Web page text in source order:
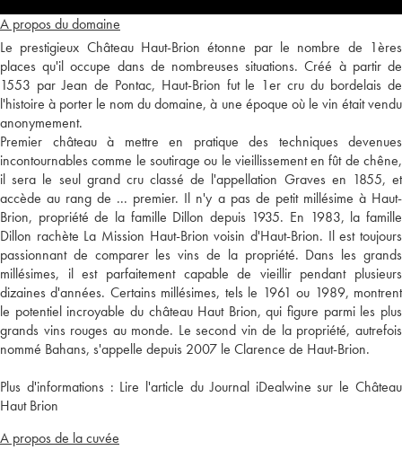
A propos du domaine
Le prestigieux Château Haut-Brion étonne par le nombre de 1ères
places qu'il occupe dans de nombreuses situations. Créé à partir de
1553 par Jean de Pontac, Haut-Brion fut le 1er cru du bordelais de
l'histoire à porter le nom du domaine, à une époque où le vin était vendu
anonymement.
Premier château à mettre en pratique des techniques devenues
incontournables comme le soutirage ou le vieillissement en fût de chêne,
il sera le seul grand cru classé de l'appellation Graves en 1855, et
accède au rang de ... premier. Il n'y a pas de petit millésime à Haut-
Brion, propriété de la famille Dillon depuis 1935. En 1983, la famille
Dillon rachète La Mission Haut-Brion voisin d'Haut-Brion. Il est toujours
passionnant de comparer les vins de la propriété. Dans les grands
millésimes, il est parfaitement capable de vieillir pendant plusieurs
dizaines d'années. Certains millésimes, tels le 1961 ou 1989, montrent
le potentiel incroyable du château Haut Brion, qui figure parmi les plus
grands vins rouges au monde. Le second vin de la propriété, autrefois
nommé Bahans, s'appelle depuis 2007 le Clarence de Haut-Brion.
Plus d'informations : Lire l'article du Journal iDealwine sur le Château
Haut Brion
A propos de la cuvée